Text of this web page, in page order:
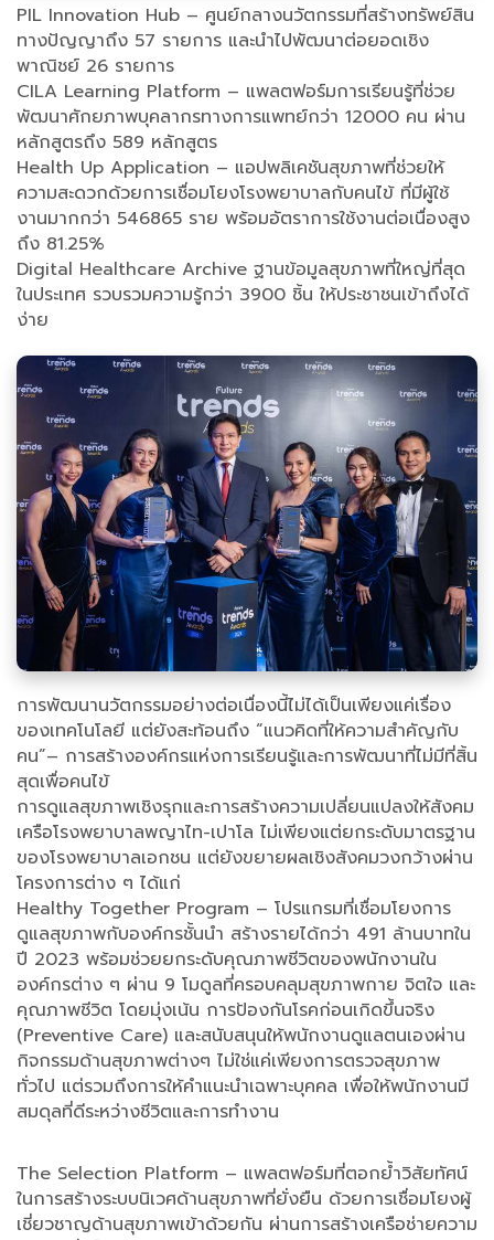
PIL Innovation Hub – ศูนย์กลางนวัตกรรมที่สร้างทรัพย์สิน
ทางปัญญาถึง 57 รายการ และนำไปพัฒนาต่อยอดเชิง
พาณิชย์ 26 รายการ
CILA Learning Platform – แพลตฟอร์มการเรียนรู้ที่ช่วย
พัฒนาศักยภาพบุคลากรทางการแพทย์กว่า 12000 คน ผ่าน
หลักสูตรถึง 589 หลักสูตร
Health Up Application – แอปพลิเคชันสุขภาพที่ช่วยให้
ความสะดวกด้วยการเชื่อมโยงโรงพยาบาลกับคนไข้ ที่มีผู้ใช้
งานมากกว่า 546865 ราย พร้อมอัตราการใช้งานต่อเนื่องสูง
ถึง 81.25%
Digital Healthcare Archive ฐานข้อมูลสุขภาพที่ใหญ่ที่สุด
ในประเทศ รวบรวมความรู้กว่า 3900 ชิ้น ให้ประชาชนเข้าถึงได้
ง่าย
การพัฒนานวัตกรรมอย่างต่อเนื่องนี้ไม่ได้เป็นเพียงแค่เรื่อง
ของเทคโนโลยี แต่ยังสะท้อนถึง “แนวคิดที่ให้ความสำคัญกับ
คน”– การสร้างองค์กรแห่งการเรียนรู้และการพัฒนาที่ไม่มีที่สิ้น
สุดเพื่อคนไข้
การดูแลสุขภาพเชิงรุกและการสร้างความเปลี่ยนแปลงให้สังคม
เครือโรงพยาบาลพญาไท-เปาโล ไม่เพียงแต่ยกระดับมาตรฐาน
ของโรงพยาบาลเอกชน แต่ยังขยายผลเชิงสังคมวงกว้างผ่าน
โครงการต่าง ๆ ได้แก่
Healthy Together Program – โปรแกรมที่เชื่อมโยงการ
ดูแลสุขภาพกับองค์กรชั้นนำ สร้างรายได้กว่า 491 ล้านบาทใน
ปี 2023 พร้อมช่วยยกระดับคุณภาพชีวิตของพนักงานใน
องค์กรต่าง ๆ ผ่าน 9 โมดูลที่ครอบคลุมสุขภาพกาย จิตใจ และ
คุณภาพชีวิต โดยมุ่งเน้น การป้องกันโรคก่อนเกิดขึ้นจริง
(Preventive Care) และสนับสนุนให้พนักงานดูแลตนเองผ่าน
กิจกรรมด้านสุขภาพต่างๆ ไม่ใช่แค่เพียงการตรวจสุขภาพ
ทั่วไป แต่รวมถึงการให้คำแนะนำเฉพาะบุคคล เพื่อให้พนักงานมี
สมดุลที่ดีระหว่างชีวิตและการทำงาน
The Selection Platform – แพลตฟอร์มที่ตอกย้ำวิสัยทัศน์
ในการสร้างระบบนิเวศด้านสุขภาพที่ยั่งยืน ด้วยการเชื่อมโยงผู้
เชี่ยวชาญด้านสุขภาพเข้าด้วยกัน ผ่านการสร้างเครือช่ายความ